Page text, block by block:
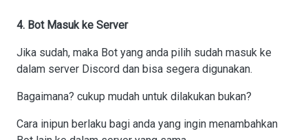
4. Bot Masuk ke Server
Jika sudah, maka Bot yang anda pilih sudah masuk ke
dalam server Discord dan bisa segera digunakan.
Bagaimana? cukup mudah untuk dilakukan bukan?
Cara inipun berlaku bagi anda yang ingin menambahkan